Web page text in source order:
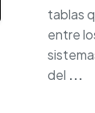
tablas
entre
del ...